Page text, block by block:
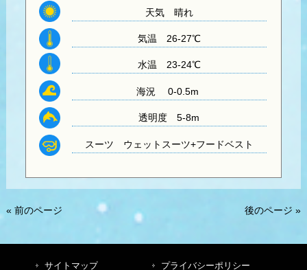
天気 晴れ
気温 26-27℃
水温 23-24℃
海況 0-0.5m
透明度 5-8m
スーツ ウェットスーツ+フードベスト
« 前のページ 後のページ »
サイトマップ プライバシーポリシー